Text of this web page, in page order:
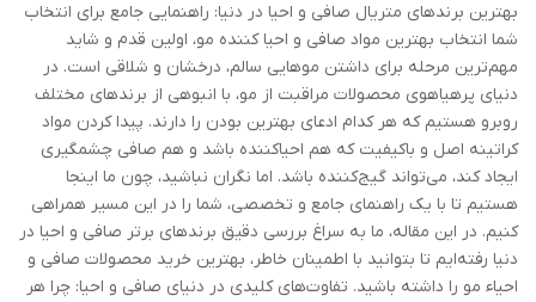
بهترین برندهای متریال صافی و احیا در دنیا: راهنمایی جامع برای انتخاب
شما انتخاب بهترین مواد صافی و احیا کننده مو، اولین قدم و شاید
مهم‌ترین مرحله برای داشتن موهایی سالم، درخشان و شلاقی است. در
دنیای پرهیاهوی محصولات مراقبت از مو، با انبوهی از برندهای مختلف
روبرو هستیم که هر کدام ادعای بهترین بودن را دارند. پیدا کردن مواد
کراتینه اصل و باکیفیت که هم احیاکننده باشد و هم صافی چشمگیری
ایجاد کند، می‌تواند گیج‌کننده باشد. اما نگران نباشید، چون ما اینجا
هستیم تا با یک راهنمای جامع و تخصصی، شما را در این مسیر همراهی
کنیم. در این مقاله، ما به سراغ بررسی دقیق برندهای برتر صافی و احیا در
دنیا رفته‌ایم تا بتوانید با اطمینان خاطر، بهترین خرید محصولات صافی و
احیاء مو را داشته باشید. تفاوت‌های کلیدی در دنیای صافی و احیا: چرا هر